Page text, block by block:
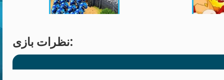
نظرات بازی: